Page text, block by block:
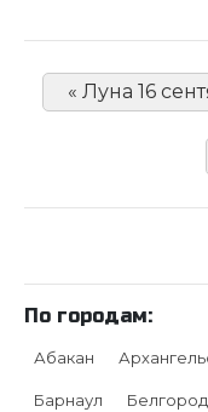
« Луна 16
По городам:
Абакан
Барнаул Белгород